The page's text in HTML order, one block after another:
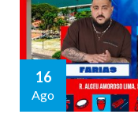
16
Ago